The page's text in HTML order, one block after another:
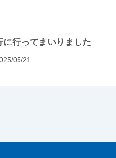
に行ってまいりました
05/21